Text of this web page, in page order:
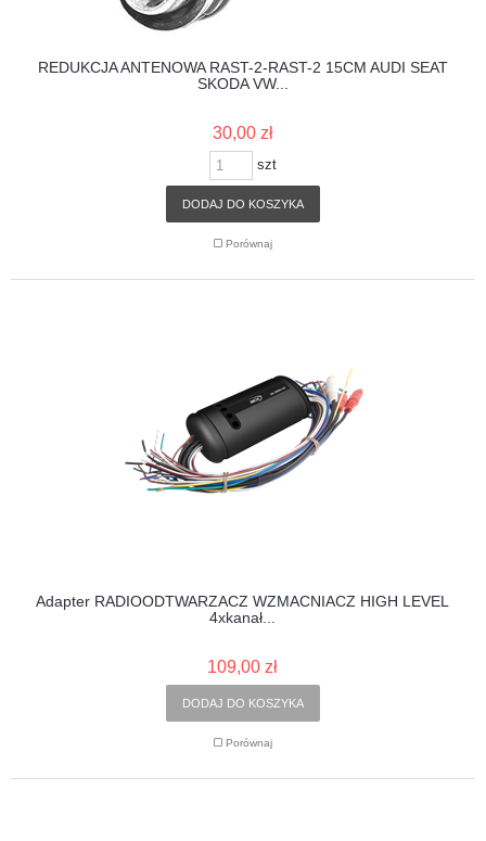
REDUKCJA ANTENOWA RAST-2-RAST-2 15CM AUDI SEAT
SKODA VW...
30,00 zł
szt
DODAJ DO KOSZYKA
Porównaj
Adapter RADIOODTWARZACZ WZMACNIACZ HIGH LEVEL
4xkanał...
109,00 zł
DODAJ DO KOSZYKA
Porównaj